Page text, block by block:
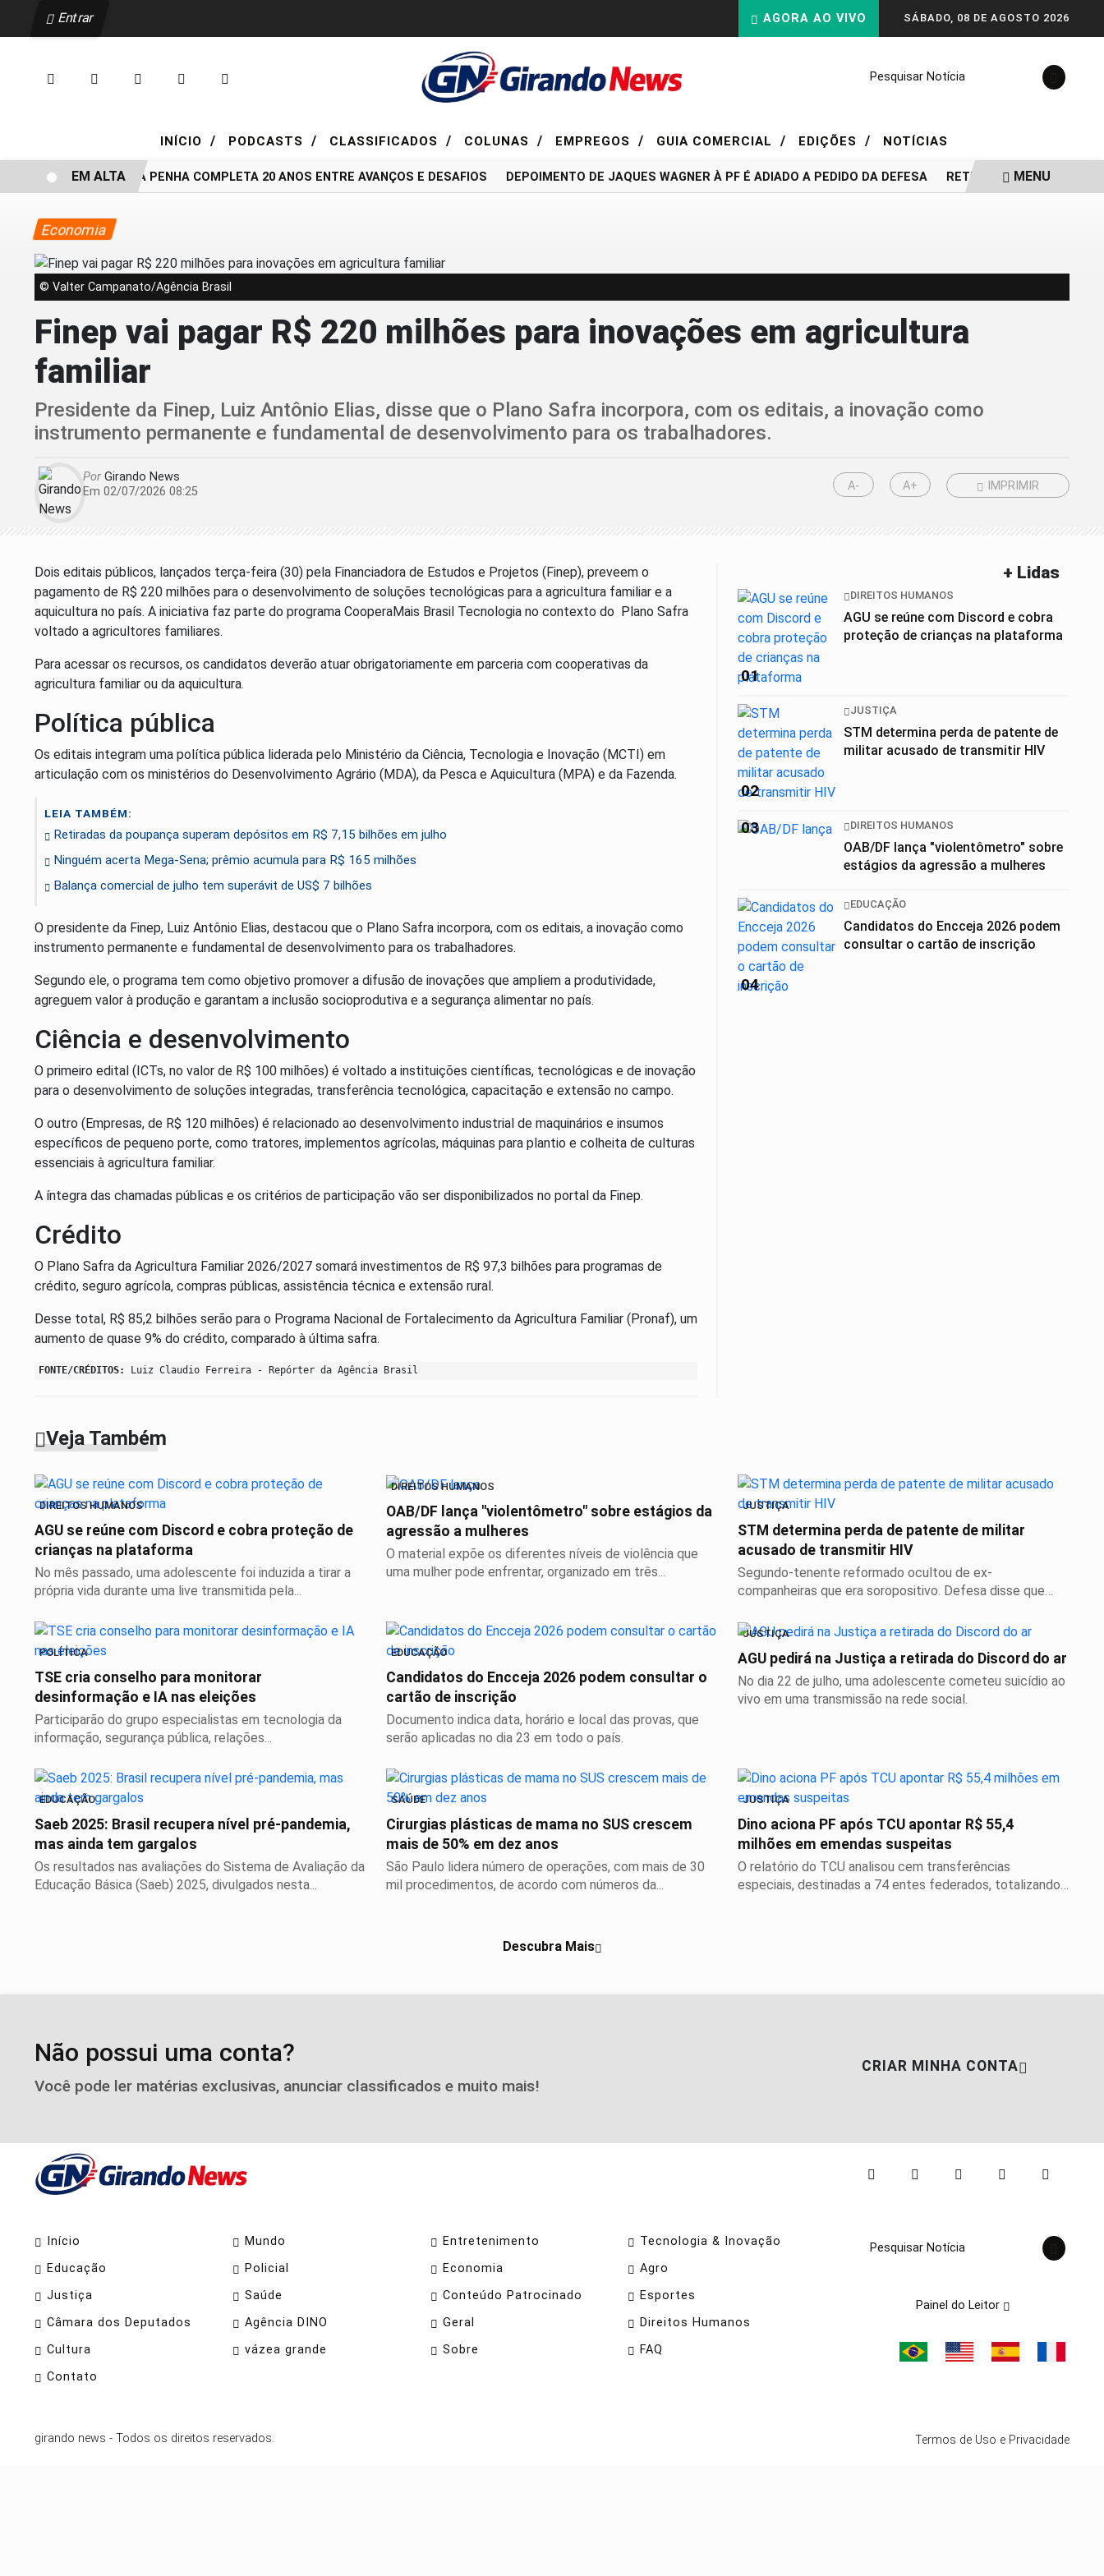
Entrar SÁBADO, 08 DE AGOSTO 2026
AGORA AO VIVO
Pesquisar Notícia
INÍCIO / PODCASTS / CLASSIFICADOS / COLUNAS / EMPREGOS / GUIA COMERCIAL / EDIÇÕES / NOTÍCIAS
LEI MARIA DA PENHA COMPLETA 20 ANOS ENTRE AVANÇOS E DESAFIOS DEPOIMENTO DE JAQUES WAGNER À PF É ADIADO A PEDIDO DA DEFESA RETIRADAS DA POUPANÇA
EM ALTA MENU
Economia
© Valter Campanato/Agência Brasil
Finep vai pagar R$ 220 milhões para inovações em agricultura
familiar
Presidente da Finep, Luiz Antônio Elias, disse que o Plano Safra incorpora, com os editais, a inovação como
instrumento permanente e fundamental de desenvolvimento para os trabalhadores.
Por Girando News
Em 02/07/2026 08:25
A- A+ IMPRIMIR
Dois editais públicos, lançados terça-feira (30) pela Financiadora de Estudos e Projetos (Finep), preveem o
pagamento de R$ 220 milhões para o desenvolvimento de soluções tecnológicas para a agricultura familiar e a
aquicultura no país. A iniciativa faz parte do programa CooperaMais Brasil Tecnologia no contexto do Plano Safra
voltado a agricultores familiares.
Para acessar os recursos, os candidatos deverão atuar obrigatoriamente em parceria com cooperativas da
agricultura familiar ou da aquicultura.
Política pública
Os editais integram uma política pública liderada pelo Ministério da Ciência, Tecnologia e Inovação (MCTI) em
articulação com os ministérios do Desenvolvimento Agrário (MDA), da Pesca e Aquicultura (MPA) e da Fazenda.
LEIA TAMBÉM:
Retiradas da poupança superam depósitos em R$ 7,15 bilhões em julho
Ninguém acerta Mega-Sena; prêmio acumula para R$ 165 milhões
Balança comercial de julho tem superávit de US$ 7 bilhões
O presidente da Finep, Luiz Antônio Elias, destacou que o Plano Safra incorpora, com os editais, a inovação como
instrumento permanente e fundamental de desenvolvimento para os trabalhadores.
Segundo ele, o programa tem como objetivo promover a difusão de inovações que ampliem a produtividade,
agreguem valor à produção e garantam a inclusão socioprodutiva e a segurança alimentar no país.
Ciência e desenvolvimento
O primeiro edital (ICTs, no valor de R$ 100 milhões) é voltado a instituições científicas, tecnológicas e de inovação
para o desenvolvimento de soluções integradas, transferência tecnológica, capacitação e extensão no campo.
O outro (Empresas, de R$ 120 milhões) é relacionado ao desenvolvimento industrial de maquinários e insumos
específicos de pequeno porte, como tratores, implementos agrícolas, máquinas para plantio e colheita de culturas
essenciais à agricultura familiar.
A íntegra das chamadas públicas e os critérios de participação vão ser disponibilizados no portal da Finep.
Crédito
O Plano Safra da Agricultura Familiar 2026/2027 somará investimentos de R$ 97,3 bilhões para programas de
crédito, seguro agrícola, compras públicas, assistência técnica e extensão rural.
Desse total, R$ 85,2 bilhões serão para o Programa Nacional de Fortalecimento da Agricultura Familiar (Pronaf), um
aumento de quase 9% do crédito, comparado à última safra.
FONTE/CRÉDITOS: Luiz Claudio Ferreira - Repórter da Agência Brasil
+ Lidas
01
DIREITOS HUMANOS
AGU se reúne com Discord e cobra
proteção de crianças na plataforma
02
JUSTIÇA
STM determina perda de patente de
militar acusado de transmitir HIV
03 DIREITOS HUMANOS
OAB/DF lança "violentômetro" sobre
estágios da agressão a mulheres
04
EDUCAÇÃO
Candidatos do Encceja 2026 podem
consultar o cartão de inscrição
Veja Também
DIREITOS HUMANOS
AGU se reúne com Discord e cobra proteção de
crianças na plataforma
No mês passado, uma adolescente foi induzida a tirar a
própria vida durante uma live transmitida pela...
DIREITOS HUMANOS
OAB/DF lança "violentômetro" sobre estágios da
agressão a mulheres
O material expõe os diferentes níveis de violência que
uma mulher pode enfrentar, organizado em três...
JUSTIÇA
STM determina perda de patente de militar
acusado de transmitir HIV
Segundo-tenente reformado ocultou de ex-
companheiras que era soropositivo. Defesa disse que
POLÍTICA
TSE cria conselho para monitorar
desinformação e IA nas eleições
Participarão do grupo especialistas em tecnologia da
informação, segurança pública, relações...
EDUCAÇÃO
Candidatos do Encceja 2026 podem consultar o
cartão de inscrição
Documento indica data, horário e local das provas, que
serão aplicadas no dia 23 em todo o país.
JUSTIÇA
AGU pedirá na Justiça a retirada do Discord do ar
No dia 22 de julho, uma adolescente cometeu suicídio ao
vivo em uma transmissão na rede social.
EDUCAÇÃO
Saeb 2025: Brasil recupera nível pré-pandemia,
mas ainda tem gargalos
Os resultados nas avaliações do Sistema de Avaliação da
Educação Básica (Saeb) 2025, divulgados nesta...
SAÚDE
Cirurgias plásticas de mama no SUS crescem
mais de 50% em dez anos
São Paulo lidera número de operações, com mais de 30
mil procedimentos, de acordo com números da...
JUSTIÇA
Dino aciona PF após TCU apontar R$ 55,4
milhões em emendas suspeitas
O relatório do TCU analisou cem transferências
especiais, destinadas a 74 entes federados, totalizando
Descubra Mais
Não possui uma conta?
Você pode ler matérias exclusivas, anunciar classificados e muito mais!
CRIAR MINHA CONTA
Início Mundo Entretenimento
Tecnologia & Inovação
Educação
Policial Economia
Agro
Justiça
Saúde Conteúdo Patrocinado
Esportes
Câmara dos Deputados
Agência DINO Geral
Direitos Humanos
Cultura
vázea grande Sobre
FAQ
Contato
Pesquisar Notícia
Painel do Leitor
girando news - Todos os direitos reservados. Termos de Uso e Privacidade